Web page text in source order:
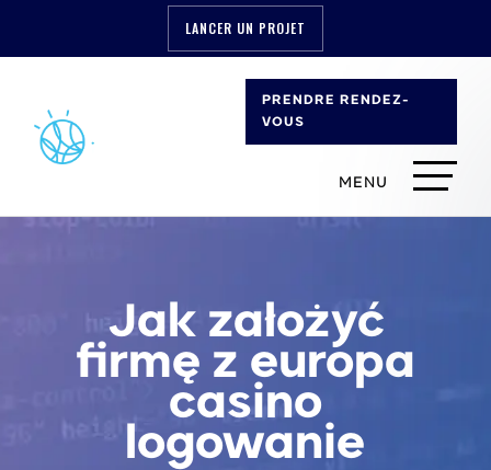
LANCER UN PROJET
PRENDRE RENDEZ-
VOUS
Jak założyć
firmę z europa
casino
logowanie